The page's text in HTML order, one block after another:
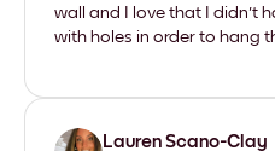
wall and I love that I didn't
with holes in order to hang
Lauren Scano-Clay